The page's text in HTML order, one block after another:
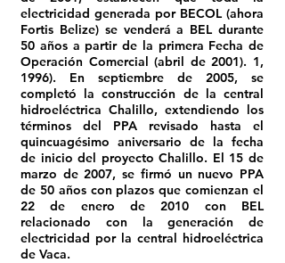
electricidad generada por BECOL (ahora
Fortis Belize) se venderá a BEL durante
50 años a partir de la primera Fecha de
Operación Comercial (abril de 2001). 1,
1996). En septiembre de 2005, se
completó la construcción de la central
hidroeléctrica Chalillo, extendiendo los
términos del PPA revisado hasta el
quincuagésimo aniversario de la fecha
de inicio del proyecto Chalillo. El 15 de
marzo de 2007, se firmó un nuevo PPA
de 50 años con plazos que comienzan el
22 de enero de 2010 con BEL
relacionado con la generación de
electricidad por la central hidroeléctrica
de Vaca.